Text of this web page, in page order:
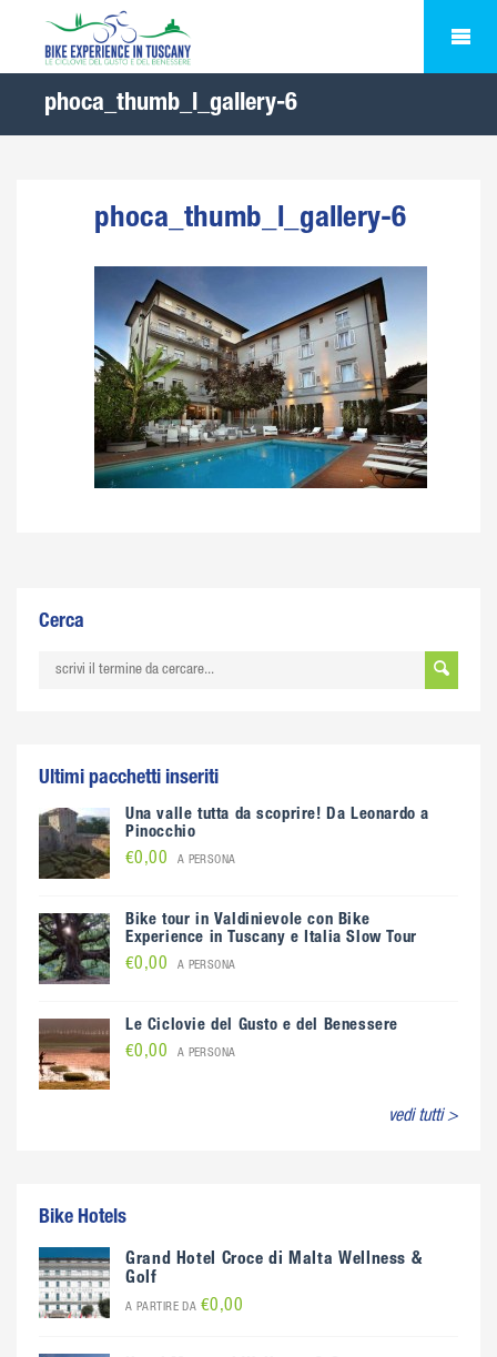
phoca_thumb_l_gallery-6
phoca_thumb_l_gallery-6
Cerca
Ultimi pacchetti inseriti
Una valle tutta da scoprire! Da Leonardo a
Pinocchio
€0,00 A PERSONA
Bike tour in Valdinievole con Bike
Experience in Tuscany e Italia Slow Tour
€0,00 A PERSONA
Le Ciclovie del Gusto e del Benessere
€0,00 A PERSONA
vedi tutti >
Bike Hotels
Grand Hotel Croce di Malta Wellness &
Golf
A PARTIRE DA €0,00